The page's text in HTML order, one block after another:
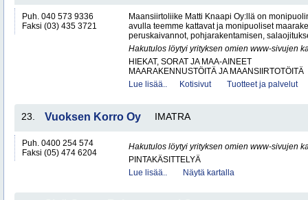
Puh. 040 573 9336
Faksi (03) 435 3721
Maansiirtoliike Matti Knaapi Oy:llä on
avulla teemme kattavat ja monipuoliset
peruskaivannot, pohjarakentamisen,
Hakutulos löytyi yrityksen omien www-sivujen
HIEKAT, SORAT JA MAA-AINEET
MAARAKENNUSTÖITÄ JA MAANSIIRTOTÖITÄ
Lue lisää..
Kotisivut Tuotteet ja palvelut
23. Vuoksen Korro Oy IMATRA
Puh. 0400 254 574
Faksi (05) 474 6204
Hakutulos löytyi yrityksen omien www-sivujen
PINTAKÄSITTELYÄ
Lue lisää..
Näytä kartalla